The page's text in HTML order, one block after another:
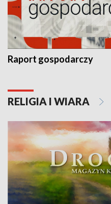
Raport gospodarczy
RELIGIA I WIARA